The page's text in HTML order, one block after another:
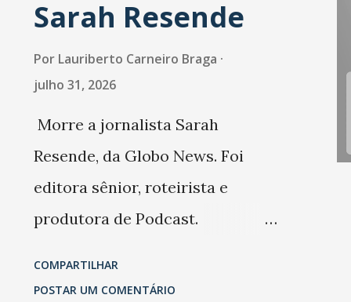
César), Lucca (Fernandinho),
Pedro Henrique (Juan Alano),
Matheus Araújo
Fernando (Eric Melo). Renda:
45.573,00. Despesas: R$
Prejuízo: R$ 26.383,70 Público:
5.667 torcedores, sendo 5.664
Sarah Resende
Por Lauriberto Carneiro Braga
julho 31, 2026
Morre a jornalista Sarah
Resende, da Globo News. Foi
editora sênior, roteirista e
produtora de Podcast.
São Paulo.
COMPARTILHAR
POSTAR UM COMENTÁRIO